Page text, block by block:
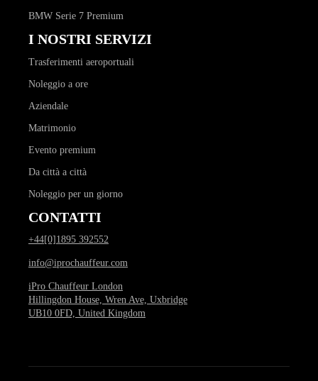
BMW Serie 7 Premium
I NOSTRI SERVIZI
Trasferimenti aeroportuali
Noleggio a ore
Aziendale
Matrimonio
Evento premium
Da città a città
Noleggio per un giorno
CONTATTI
+44[0]1895 392552
info@iprochauffeur.com
iPro Chauffeur London
Hillingdon House, Wren Ave, Uxbridge
UB10 0FD, United Kingdom